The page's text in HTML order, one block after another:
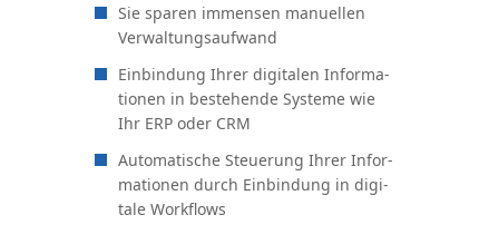
Sie spa­ren immensen manu­el­len
Verwaltungsaufwand
Ein­bin­dung Ihrer digi­ta­len Infor­ma­
tio­nen in bestehen­de Sys­te­me wie
Ihr ERP oder CRM
Auto­ma­ti­sche Steue­rung Ihrer Infor­
ma­tio­nen durch Ein­bin­dung in digi­
ta­le Workflows